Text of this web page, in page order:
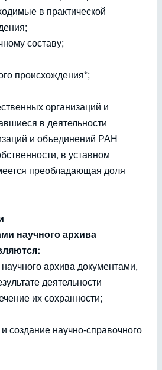
в практической
составу;
происхождения*;
организаций и
в деятельности
и объединений РАН
в уставном
преобладающая доля
научного архива
архива документами,
деятельности
их сохранности;
создание научно-справочного